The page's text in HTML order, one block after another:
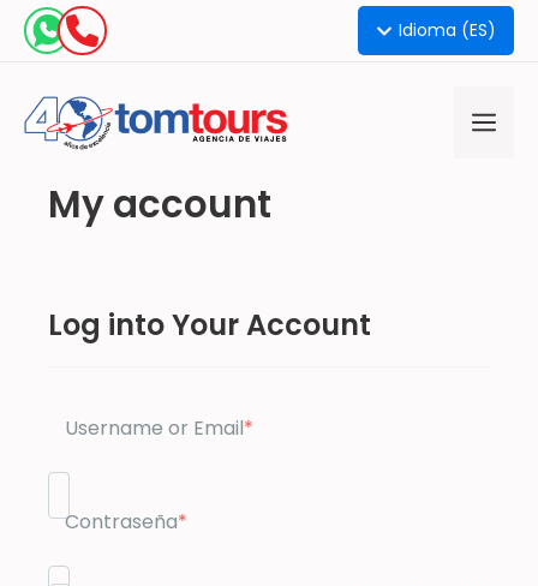
Idioma (ES)
My account
Log into Your Account
Username or Email*
Contraseña*